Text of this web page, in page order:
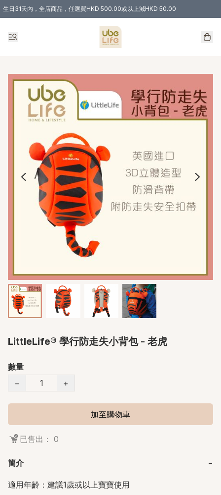
生日31天內，全店商品，任選買HKD 500.00或以上減HKD 50.00
購物滿 HKD 300.00即享免運費優惠！（適用於 特定的送貨方式 )
LittleLife® 學行防走失小背包 - 老虎
數量
−
+
加至購物車
已售出： 0
簡介 −
適用年齡：建議1歲或以上寶寶使用